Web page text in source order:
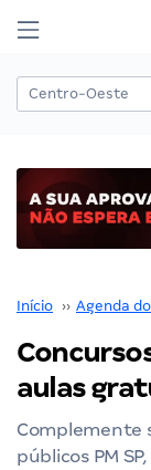
Início ›› Agenda
aulas
Complemente
públicos PM